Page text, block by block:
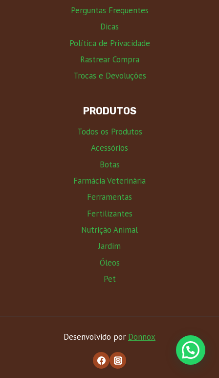
Perguntas Frequentes
Dicas
Política de Privacidade
Rastrear Compra
Trocas e Devoluções
PRODUTOS
Todos os Produtos
Acessórios
Botas
Farmácia Veterinária
Ferramentas
Fertilizantes
Nutrição Animal
Jardim
Óleos
Pet
Desenvolvido por Donnox